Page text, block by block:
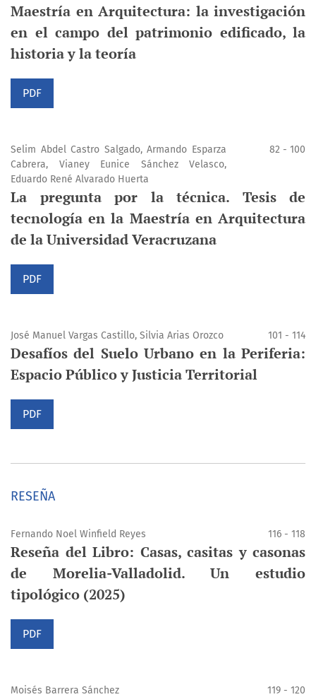
Maestría en Arquitectura: la investigación
en el campo del patrimonio edificado, la
historia y la teoría
PDF
Selim Abdel Castro Salgado, Armando Esparza
Cabrera, Vianey Eunice Sánchez Velasco,
Eduardo René Alvarado Huerta
82 - 100
La pregunta por la técnica. Tesis de
tecnología en la Maestría en Arquitectura
de la Universidad Veracruzana
PDF
José Manuel Vargas Castillo, Silvia Arias Orozco 101 - 114
Desafíos del Suelo Urbano en la Periferia:
Espacio Público y Justicia Territorial
PDF
RESEÑA
Fernando Noel Winfield Reyes 116 - 118
Reseña del Libro: Casas, casitas y casonas
de Morelia-Valladolid. Un estudio
tipológico (2025)
PDF
Moisés Barrera Sánchez 119 - 120